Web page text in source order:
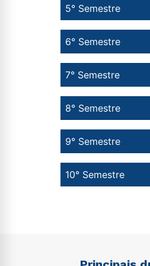
10° Semestre
9° Semestre
8° Semestre
7° Semestre
6° Semestre
5° Semestre
Política
autorizo que meus dados